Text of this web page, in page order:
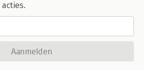
Aanmelden